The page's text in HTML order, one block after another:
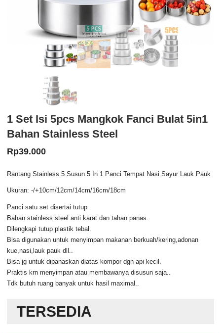
1 Set Isi 5pcs Mangkok Fanci Bulat 5in1
Bahan Stainless Steel
Rp39.000
Rantang Stainless 5 Susun 5 In 1 Panci Tempat Nasi Sayur Lauk Pauk
Ukuran: -/+10cm/12cm/14cm/16cm/18cm
Panci satu set disertai tutup
Bahan stainless steel anti karat dan tahan panas.
Dilengkapi tutup plastik tebal.
Bisa digunakan untuk menyimpan makanan berkuah/kering,adonan
kue,nasi,lauk pauk dll..
Bisa jg untuk dipanaskan diatas kompor dgn api kecil.
Praktis krn menyimpan atau membawanya disusun saja..
Tdk butuh ruang banyak untuk hasil maximal..
TERSEDIA